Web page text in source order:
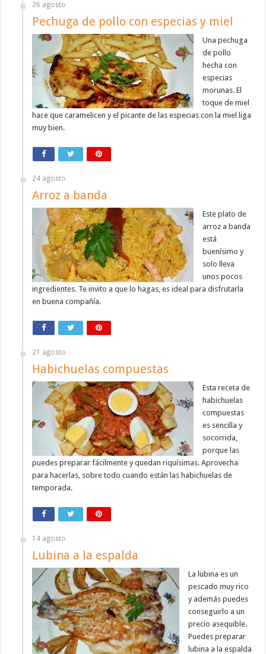
26 agosto
Pechuga de pollo con especias y miel
Una pechuga
de pollo
hecha con
especias
morunas. El
toque de miel
hace que caramelicen y el picante de las especias con la miel liga
muy bien.
24 agosto
Arroz a banda
Este plato de
arroz a banda
está
buenísimo y
solo lleva
unos pocos
ingredientes. Te invito a que lo hagas, es ideal para disfrutarla
en buena compañía.
21 agosto
Habichuelas compuestas
Esta receta de
habichuelas
compuestas
es sencilla y
socorrida,
porque las
puedes preparar fácilmente y quedan riquísimas. Aprovecha
para hacerlas, sobre todo cuando están las habichuelas de
temporada.
14 agosto
Lubina a la espalda
La lubina es un
pescado muy rico
y además puedes
conseguirlo a un
precio asequible.
Puedes preparar
lubina a la espalda